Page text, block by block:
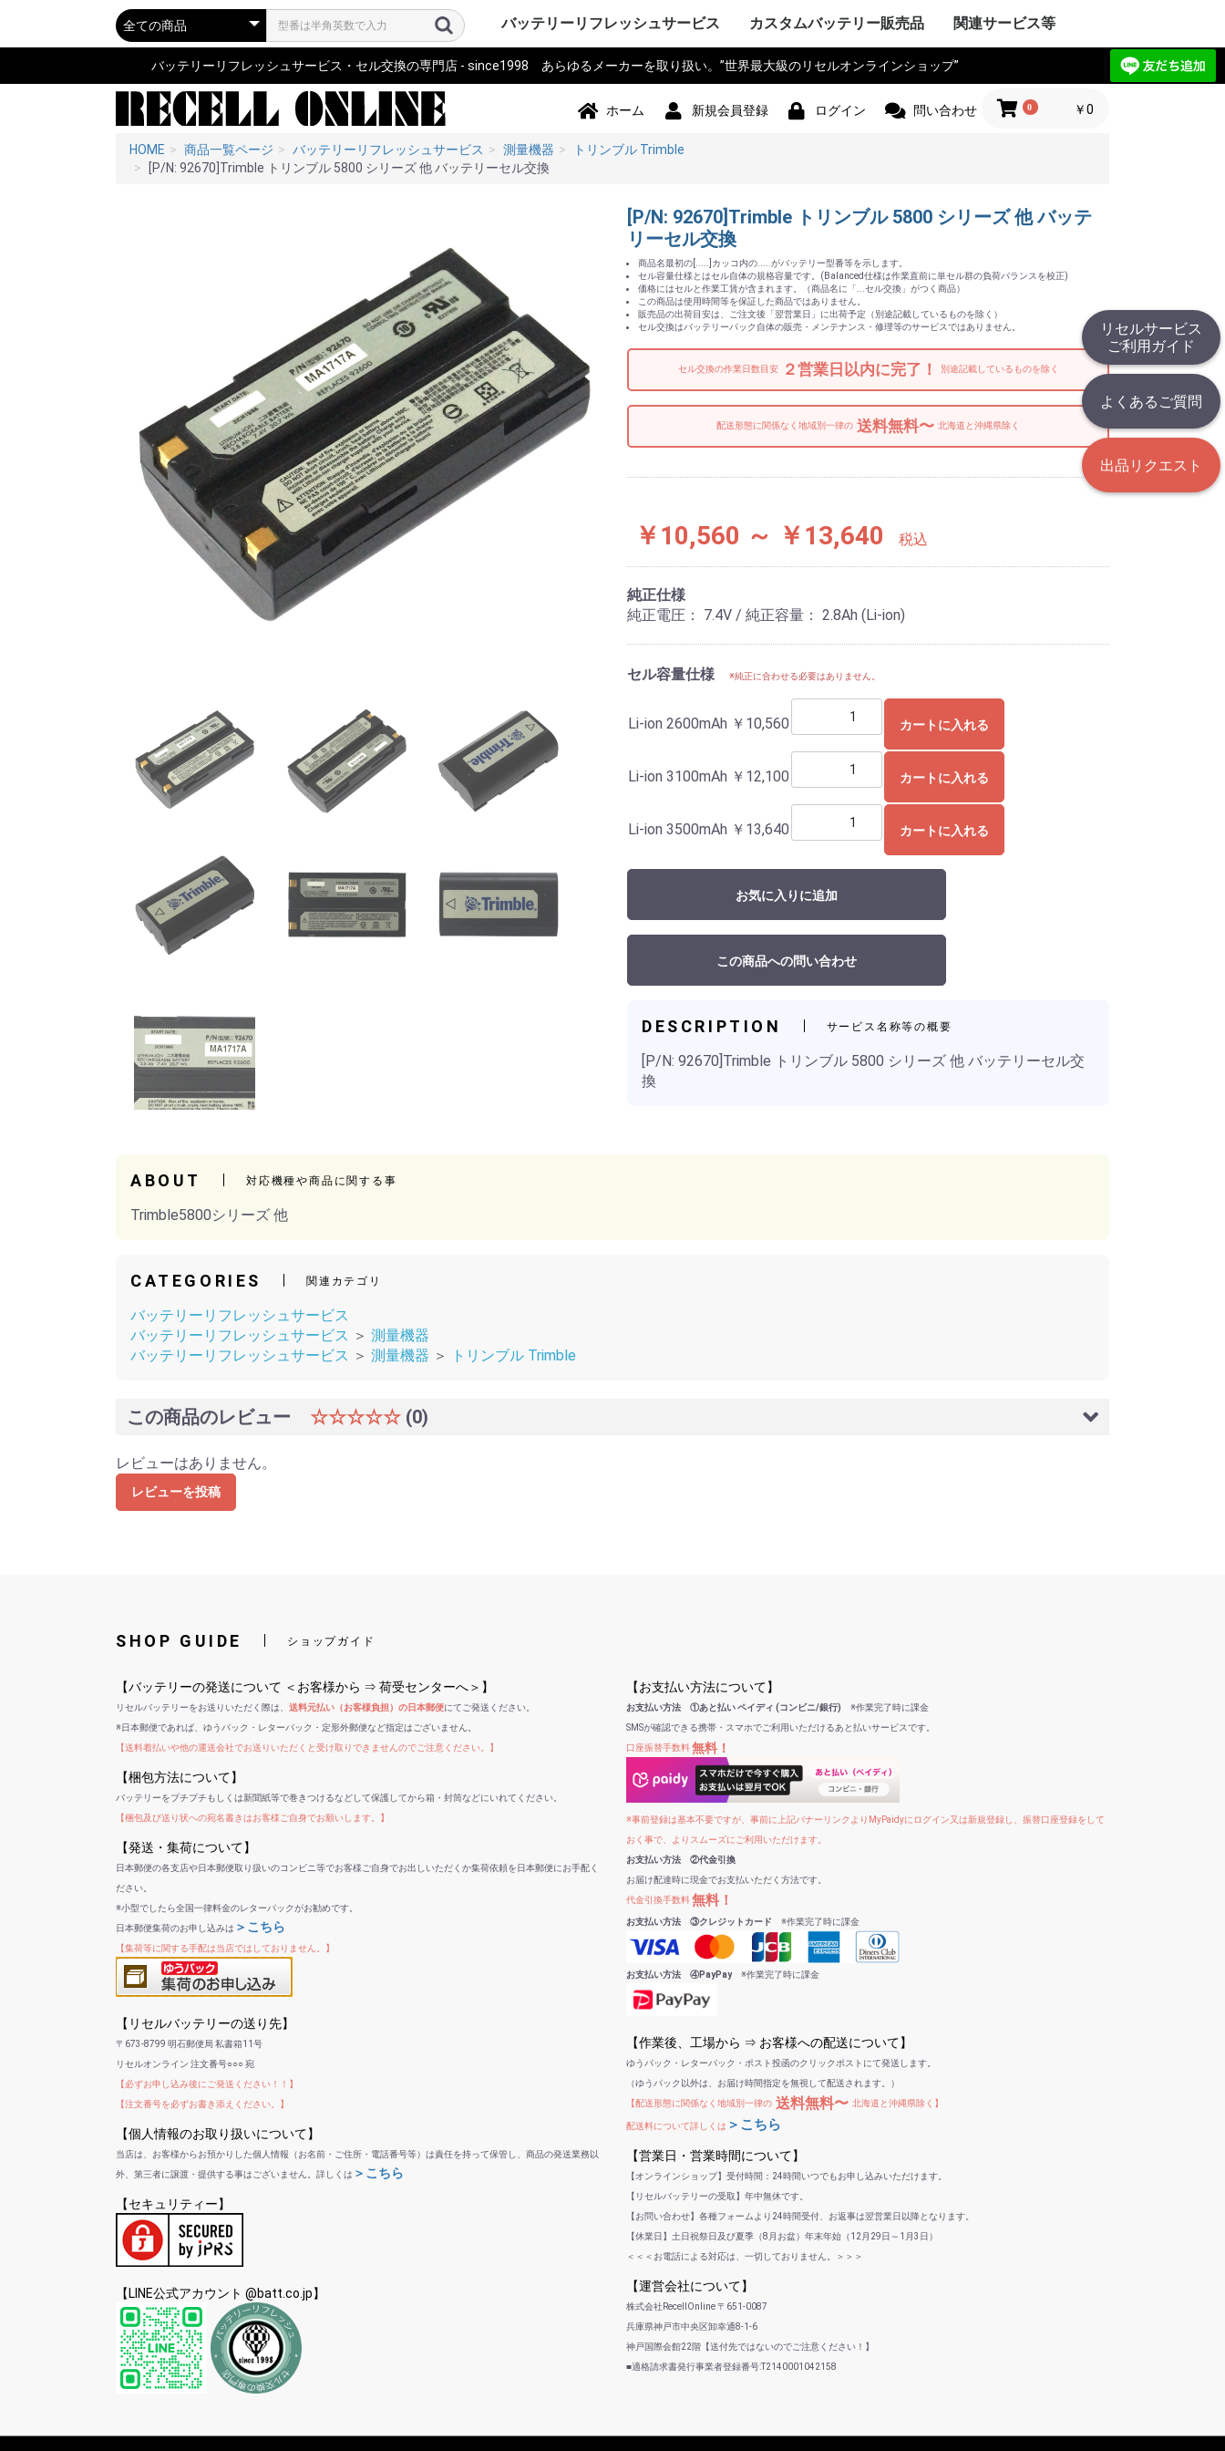
リセルサービス
ご利用ガイド
よくあるご質問
出品リクエスト
バッテリーリフレッシュサービス
パソコン PC・サーバー・周辺機
器
ソニー SONY VAIO
パナソニック
Panasonic
東芝 TOSHIBA
アップル Apple Mac
ThinkPad
カシオ CASIO
ビクター Victor
NEC 日本電気
コンパック Compaq
シャープ SHARP
デル DELL
三菱 MITSUBISHI
hp ヒューレット・パ
ッカード
Gateway ゲートウェ
イ
日立 HITACHI
富士通 Fujitsu
サンヨー SANYO
ACER エイサー
アキア AKIA
AOPEN エーオープン
ASUS アサス
CLEVO セルボ
エプソン EPSON
飯山 iiyama
SAMSUNG サムソン
レノボ Lenovo
工人舎 KOHJINSHA
マウスコンピュータ
オンキヨー ソーテッ
ク
FRONTIER フロンティ
ア
マイクロソフト
Microsoft
その他 OTHER
測量機器 トプコン TOPCON
ソキア SOKKIA
ニコン Nikon JEC
ペンタックス PENTAX
横河 YOKOGAWA
ライカ Leica
オリンパス OLYMPUS
トリンブル Trimble
Giodimeter
フジクラ Fujikura
タマヤ計測 TAMAYA
その他 OTHER
計測器・測定器・分析計
MICRONIX マイクロニ
クス
Leica ライカ
日立 HITACHI
マルチ計測器
FLUKE フルーク
テクトロニクス
Tektronix
A&D
hp ヒューレット・パ
ッカード
Z+F Zoller+Frohlich
横河電機 YOKOGAWA
JRC 日本無線
岩通
BOSCH ボッシュ
日置電機
キーエンス KEYENCE
テルモ
アンリツ Anritsu
オリンパス OLYMPUS
TESTO
三洋電機 SANYO
東芝 TOSHIBA
オムロン omron
コニカミノルタ
日通工 NEC
Nikon ニコン
Fujikura フジクラ
VeEX
KEYSIGHT
フィリップス Philips
その他 OTHER
電動工具 マキタ makita
HiKOKI 日立工機
パナソニック電工
Panasonic
KYOCERA 京セラ
RYOBI リョービ
BOSCH ボッシュ
HILTI ヒルティー
泉精器 IZUMI マクセ
ル
東芝 TOSHIBA
MAX マックス
DEWALT デウォルト
DREMEL ドレメル
CACTUS カクタス
LOBTEX ロブテックス
EXEN エクセン
KTC
イクラ精機 IKURA
ダイア DAIA
BLACK&DECKER ブラ
ック&デッカー
Snapon スナップオン
インガソールランド
Ingersoll Rand
スバル SUBARU
EARTH MAN アースマ
ン
パオック PAOCK
Porter Cable
シンコー SHINKO
Milwaukee
STIHL スチール
Stryker ストライカー
ORBOT オーボット
REX レッキス
HALL
その他 OTHER
作業機器・検査機器・整備 古河電気工業
住友電工
三菱電機
HEINE ハイネ
MORITA モリタ製作所
マイクロテック
ENAX エナックス
FUJIFILM 富士フイル
ム
富士電機
沖電気工業
NEC
フジクラ Fujikura
パナソニック電工 松
下電工
山武 アズビル azbil
その他
電動アシスト自転車・eBIKE・車
椅子
ヤマハ YAMAHA
ブリジストン
Bridgestone
パナソニック
Panasonic
サンスター技研
SUNSTAR
ホンダ HONDA 本田
サンヨー SANYO
ミヤタ MIYATA
丸石サイクル
maruishi
AERO LIFE
スズキ SUZUKI
ホダカ Hodaka
シマノ SHIMANO
ヤンマー YANMAR
大河通商
カイホウジャパン
トランスモバイリー
TRANS MOBILLY
Airwheel
NISSIN
カワサキ Kawasaki
ジャイアント GIANT
その他 OTHER
カメラ・ストロボ・ライト系・
投光器・顕微鏡
ソニー SONY
IDX アイ・ディー・エ
クス
パナソニック
Panasonic
COMET コメット
シャープ SHARP
ビクター Victor JVC
antonbauer アントン
バウアー
Kodak コダック
Nikon ニコン
キャノン CANON
ポラロイド Polaroid
Leica ライカ
PENTAX ペンタックス
FUJIFILM 富士フイル
ム
オリンパス OLYMPUS
コニカミノルタ
KONICA MINOLTA
SEA&SEA シーアンド
シー
フィッシュアイ
FISHEYE
NEITZ ナイツ
カール・ツァイス
KOWA 興和
KYOCERA 京セラ
SurgiTel サージテル
シグマ SIGMA
POLARION ポラリオ
ン
WelchAllyn
Keldan
東芝 TOSHIBA
Godox
RICOH リコー
その他 OTHER
アイボ AIBO SONY
ロボット・コントローラ
コミュニケーションロ
ボット
NAO ナオ
その他
オーディオ・ビジュアル・モニ
ター
アップル Apple
ソニー SONY
パイオニア
JBL
パナソニック
Panasonic
シャープ SHARP
カシオ CASIO
エプソン EPSON
京セラ KYOCERA
東芝 TOSHIBA
NEC
CREATIVE
KENWOOD ケンウッ
ド
ONKYO オンキョー
Technics テクニクス
BOSE
BenQ ベンキュー
TOA
ツインバード
TWINBIRD
LOGICOOL ロジクー
ル
TEAC TASCAM
audio-technica
Victor ビクター
DENON デノン
ROLAND ローランド
その他 OTHER
スマホ・タブレット・PDA・そ
の他端末
ドコモ DOCOMO
au
NEC
日立 HITACHI
hp ヒューレット・パ
ッカード
シャープ SHARP
富士通 Fujitsu
パナソニック
Panasonic
カシオ CASIO
東芝 TOSHIBA
SONY ソニー
Apple アップル
HUAWEI ファーウェイ
その他 OTHER
プリンター・スキャナー シチズン CITIZEN
ペンタックス PENTAX
エプソン EPSON
キャノン CANON
ブラザー工業 brother
hp ヒューレット・パ
ッカード
オリンパス OLYMPUS
パナソニック
Panasonic
東芝テック
SII セイコーインスツ
ル
リーダー電子
三栄電機
マックス MAX
カシオ CASIO
スター精密
日本プリメックス
その他 OTHER
電源モジュール・ポータブルバ
ッテリー
パコ電子工業
NEP
INSPIRED ENERGY
Panasonic パナソニ
ック
アイ・オーデータ
エナックス ENAX
バッファロー・コクヨ
サンワサプライ
JTT
ニプロン Nipron
RRCパワーソリューシ
ョンズ
BMO JAPAN
その他 OTHER
無線機・電話機・Wi-Fiルータ アイコム Icom
三菱電機 MITSUBISHI
パナソニック
Panasonic
ケンウッド
KENWOOD
東芝 TOSHIBA
八重洲無線 YAESU
富士通 Fujitsu
MOTOROLA モトロー
ラ
VERTEX STANDARD
スタンダード
日立 HITACHI
NEC 日本電気
パイオニア
ビクター Victor
JRC 日本無線機
沖電気工業 OKI
アルインコ ALINCO
新潟通信機
JRC日本無線機
松下通信工業
岩崎通信機 IWATSU
シャープ SHARP
信和ユニテック
アンリツ Anritsu
サンヨー SANYO
トヨコム
信和通信
TONO
KDDI
NTT 日本電信電話
NTTドコモ
京セラ KYOCERA
その他 OTHER
ドローン・ラジコン・テレコ
ン・リモコン
DJI
Futaba 双葉電子工業
TOKIMECINC 極東開
発
田宮模型
SANWA サンワ
エニー
東芝テリー (旧 東京電
子工業)
JR PROPO
大和機工
Panasonic パナソニ
ック 松下電工
日本クレーン
金陵電機 Kinryo
アンリツ Anritsu
長野工業
三菱
日立
QYSEA
その他 OTHER
パーソナルモビリティ・電動カ
ート
ESWING
SEGWAY セグウェイ
その他
ハンディーターミナル・コード
リーダー
キャノン CANON
デンソーDENSO
八重洲無線 YAESU
エプソン EPSON
NECインフロンティア
FURUNO
カシオ CASIO
シャープ SHARP
東芝テック
セイコー
DENSEI
symbol
パナソニック
Panasonic
Nitsuko 日通工
富士通 Fujitsu
キーエンス KEYENCE
Welcat
モトローラ
MOTOROLA
ウェルコムデザイン
その他 OTHER
ナビ・自動車バイク アクセサリ
ー
SONY ソニー
Panasonic パナソニ
ック
ユピテル
BOSCH ボッシュ
COMTEC コムテック
Trywin トライウイン
GARMIN ガーミン
KAIHOU
SEIWA セイワ
CELLSTAR セルスタ
ー
Pioneer パイオニア
その他 OTHER
掃除機・洗浄機・空調関連 シャープ SHARP
ダイソン Dyson
ブラックアンドデッカ
ー BLACK&DECKER
TWINBIRD ツインバー
ド
iRobot
パナソニック ナショ
ナル
ジョンソン
サンヨー SANYO
日立 HITACHI
東芝 TOSHIBA
Electrolux
株環境技研
BLACK & DECKER
ボッシュ BOSCH
GAIS ガイズ
ツカモトエイム 環境
技研
CCP
マキタ makita
raycop レイコップ
ケルヒャー KARCHER
アイリスオーヤマ
Anker アンカー
その他 OTHER
コードレスフォン
パナソニック
Panasonic
MOTOROLA モトロー
ラ
日立 HITACHI
ナカヨ通信機
アイホン
タカコム
muTECH
NEC 日本電気
東芝 TOSHIBA
ソニー SONY
その他 OTHER
通信カラオケ・デンモク
誘導非常灯・住設警報機器
パナソニック電工
Panasonic
東芝ライテック
古河電池
日立 HITACHI
三菱電機 MITSUBISHI
大光電機 DAIKO
オーデリック
岩崎電気
NEC 日本電気
三洋GSソフトエナジ
ー
新神戸電機
TOA
日本ビクター
GSユアサ
三洋電機 SANYO
日本電池
ジーエスメルコテック
ジーエスサフト
その他 OTHER
住宅設備・施設設備
パナソニック
Panasonic
三洋・SANYO・サン
ヨー
三洋GSソフトエナジ
ー
GSサフト ジーエスサ
フト
GSメルコテック
セイコー SEIKO
LEXEL
LIXIL INAX
Nabtesco ナブテスコ
TOEX
TOSO
TWINBIRD ツインバー
ド
その他 OTHER
バックアップ電源・UPS(無停電
電源装置)
APC
オムロン
NTT
その他
事務機器・辞書・計算機・タイ
ムレコーダー
アマノ
CASIO カシオ
SII セイコーインスツ
ル
Canon キャノン
SHARP シャープ
KING JIM キングジム
Panasonic パナソニ
ック
その他 OTHER
健康・美容家電 TRIA トリア アイエピ
BRAUN ブラウン
PHILIPS フィリップス
WAHL ウォール
Capillus カピラス
andis
OSTAR
Panasonic パナソニ
ック 松下
SANYO 三洋電機
マクセル
FLAX
OMRON オムロン
TWINBIRD ツインバー
ド
日立
ヒロセ電機
ナリス
その他
ポンプ
農業・園芸・除雪機
おもちゃ・楽器・釣具・レジャ
ー
Panasonic SANYO FDK
その他
カスタムバッテリー販売品 関連サービス等
（サンプル送付申込）
見積（送付申込）
販売品
回収
バッテリーリフレッシュサービス・セル交換の専門店 - since1998 あらゆるメーカーを取り扱い。”世界最大級のリセルオンラインショップ”
ホーム 新規会員登録 ログイン 問い合わせ 0 ￥0
HOME 商品一覧ページ バッテリーリフレッシュサービス 測量機器
トリンブル Trimble
[P/N: 92670]Trimble トリンブル 5800 シリーズ 他 バッテリーセル交換
[P/N: 92670]Trimble トリンブル 5800 シリーズ 他 バッテ
リーセル交換
商品名最初の[.....]カッコ内の.....がバッテリー型番等を示します。
セル容量仕様とはセル自体の規格容量です。(Balanced仕様は作業直前に単セル群の負荷バランスを校正)
価格にはセルと作業工賃が含まれます。（商品名に「...セル交換」がつく商品）
この商品は使用時間等を保証した商品ではありません。
販売品の出荷目安は、ご注文後「翌営業日」に出荷予定（別途記載しているものを除く）
セル交換はバッテリーパック自体の販売・メンテナンス・修理等のサービスではありません。
セル交換の作業日数目安 ２営業日以内に完了！ 別途記載しているものを除く
配送形態に関係なく地域別一律の 送料無料〜 北海道と沖縄県除く
￥10,560 ～ ￥13,640 税込
純正仕様
純正電圧： 7.4V / 純正容量： 2.8Ah (Li-ion)
セル容量仕様 ※純正に合わせる必要はありません。
Li-ion 2600mAh ￥10,560 カートに入れる
Li-ion 3100mAh ￥12,100 カートに入れる
Li-ion 3500mAh ￥13,640 カートに入れる
お気に入りに追加
この商品への問い合わせ
DESCRIPTION サービス名称等の概要
[P/N: 92670]Trimble トリンブル 5800 シリーズ 他 バッテリーセル交
換
ABOUT 対応機種や商品に関する事
Trimble5800シリーズ 他
CATEGORIES 関連カテゴリ
バッテリーリフレッシュサービス
バッテリーリフレッシュサービス ＞ 測量機器
バッテリーリフレッシュサービス ＞ 測量機器 ＞ トリンブル Trimble
この商品のレビュー ☆☆☆☆☆ (0)
レビューはありません。
レビューを投稿
SHOP GUIDE ショップガイド
【バッテリーの発送について ＜お客様から ⇒ 荷受センターへ＞】
リセルバッテリーをお送りいただく際は、 送料元払い（お客様負担）の日本郵便にてご発送ください。
※日本郵便であれば、ゆうパック・レターパック・定形外郵便など指定はございません。
【送料着払いや他の運送会社でお送りいただくと受け取りできませんのでご注意ください。】
【梱包方法について】
バッテリーをプチプチもしくは新聞紙等で巻きつけるなどして保護してから箱・封筒などにいれてください。
【梱包及び送り状への宛名書きはお客様ご自身でお願いします。】
【発送・集荷について】
日本郵便の各支店や日本郵便取り扱いのコンビニ等でお客様ご自身でお出しいただくか集荷依頼を日本郵便にお手配く
ださい。
※小型でしたら全国一律料金のレターパックがお勧めです。
日本郵便集荷のお申し込みは ＞こちら
【集荷等に関する手配は当店ではしておりません。】
【リセルバッテリーの送り先】
〒673-8799 明石郵便局 私書箱11号
リセルオンライン 注文番号○○○ 宛
【必ずお申し込み後にご発送ください！！】
【注文番号を必ずお書き添えください。】
【個人情報のお取り扱いについて】
当店は、お客様からお預かりした個人情報（お名前・ご住所・電話番号等）は責任を持って保管し、商品の発送業務以
外、第三者に譲渡・提供する事はございません。詳しくは ＞こちら
【セキュリティー】
【LINE公式アカウント @batt.co.jp】
【お支払い方法について】
お支払い方法 ①あと払い ペイディ (コンビニ/銀行) ※作業完了時に課金
SMSが確認できる携帯・スマホでご利用いただけるあと払いサービスです。
口座振替手数料無料！
※事前登録は基本不要ですが、事前に上記バナーリンクよりMyPaidyにログイン又は新規登録し、振替口座登録をして
おく事で、よりスムーズにご利用いただけます。
お支払い方法 ②代金引換
お届け配達時に現金でお支払いただく方法です。
代金引換手数料無料！
お支払い方法 ③クレジットカード ※作業完了時に課金
お支払い方法 ④PayPay※作業完了時に課金
【作業後、工場から ⇒ お客様への配送について】
ゆうパック・レターパック・ポスト投函のクリックポストにて発送します。
（ゆうパック以外は、お届け時間指定を無視して配送されます。）
【配送形態に関係なく地域別一律の 送料無料〜 北海道と沖縄県除く】
配送料について詳しくは ＞こちら
【営業日・営業時間について】
【オンラインショップ】受付時間：24時間いつでもお申し込みいただけます。
【リセルバッテリーの受取】年中無休です。
【お問い合わせ】各種フォームより24時間受付、お返事は翌営業日以降となります。
【休業日】土日祝祭日及び夏季（8月お盆）年末年始（12月29日～1月3日）
＜＜＜お電話による対応は、一切しておりません。＞＞＞
【運営会社について】
株式会社RecellOnline 〒651-0087
兵庫県神戸市中央区卸幸通8-1-6
神戸国際会館22階【送付先ではないのでご注意ください！】
■適格請求書発行事業者登録番号:T2140001042158